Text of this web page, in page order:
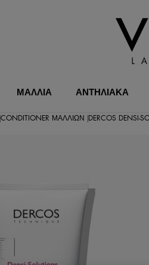
ΜΑΛΛΙΑ ΑΝΤΗΛΙΑΚΑ
CONDITIONER ΜΑΛΛΙΏΝ DERCOS